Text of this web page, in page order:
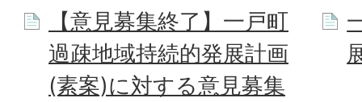
【意見募集終了】一戸町
過疎地域持続的発展計画
(素案)に対する意見募集